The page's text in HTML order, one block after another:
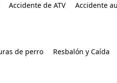
Accidente de ATV Accidente
de perro Resbalón y Caída